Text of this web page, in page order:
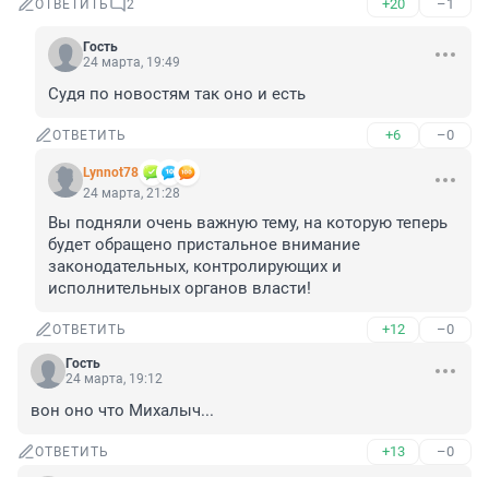
ОТВЕТИТЬ 2 +20 –1
Гость
24 марта, 19:49
Судя по новостям так оно и есть
ОТВЕТИТЬ +6 –0
Lynnot78
24 марта, 21:28
Вы подняли очень важную тему, на которую теперь
будет обращено пристальное внимание
законодательных, контролирующих и
исполнительных органов власти!
ОТВЕТИТЬ +12 –0
Гость
24 марта, 19:12
вон оно что Михалыч...
ОТВЕТИТЬ +13 –0